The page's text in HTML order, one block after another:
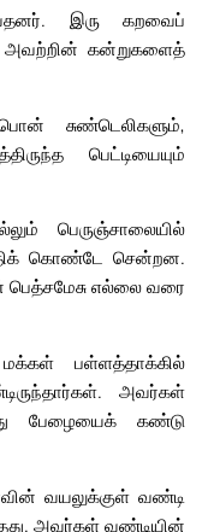
இரு கறவைப்
அவற்றின் கன்றுகளைத்
சுண்டெலிகளும்,
பெட்டியையும்
பெருஞ்சாலையில்
கொண்டே சென்றன.
எல்லை வரை
பள்ளத்தாக்கில்
அவர்கள்
பேழையைக் கண்டு
வயலுக்குள் வண்டி
அவர்கள் வண்டியின்